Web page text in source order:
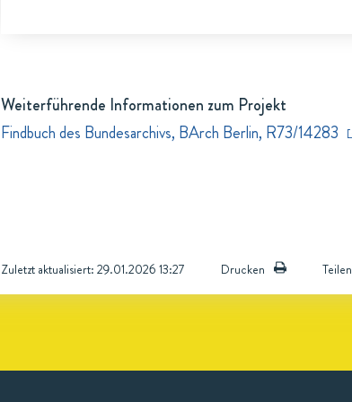
Weiterführende Informationen zum Projekt
Findbuch des Bundesarchivs, BArch Berlin, R73/14283
Zuletzt aktualisiert: 29.01.2026 13:27 Drucken Teilen